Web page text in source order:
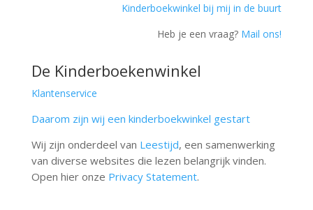
Kinderboekwinkel bij mij in de buurt
Heb je een vraag? Mail ons!
De Kinderboekenwinkel
Klantenservice
Daarom zijn wij een kinderboekwinkel gestart
Wij zijn onderdeel van Leestijd, een samenwerking
van diverse websites die lezen belangrijk vinden.
Open hier onze Privacy Statement.